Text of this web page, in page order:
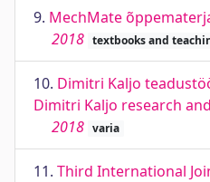
9. MechMate
2018 textbooks and
10. Dimitri Kaljo
Dimitri Kaljo research
2018 varia
11. Third International